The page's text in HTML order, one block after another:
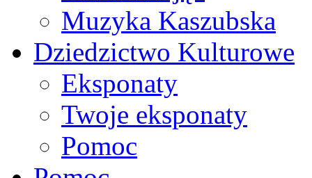
Muzyka Kaszubska
Dziedzictwo Kulturowe
Eksponaty
Twoje eksponaty
Pomoc